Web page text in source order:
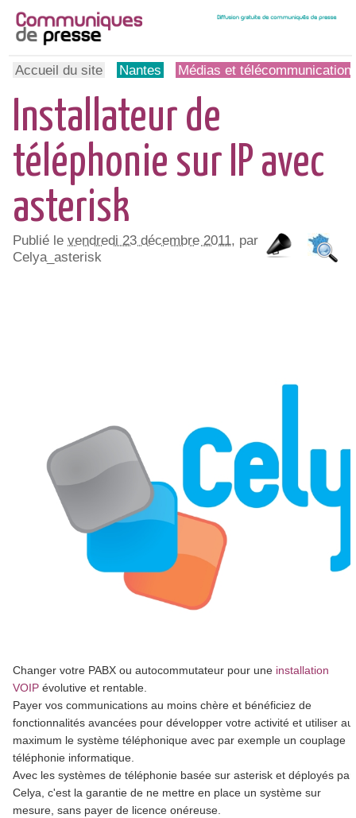
Accueil du site Nantes Médias et télécommunication
Installateur de
téléphonie sur IP avec
asterisk
Publié levendredi 23 décembre 2011, par
Celya_asterisk
Changer votre PABX ou autocommutateur pour une installation
VOIP évolutive et rentable.
Payer vos communications au moins chère et bénéficiez de
fonctionnalités avancées pour développer votre activité et utiliser au
maximum le système téléphonique avec par exemple un couplage
téléphonie informatique.
Avec les systèmes de téléphonie basée sur asterisk et déployés par
Celya, c'est la garantie de ne mettre en place un système sur
mesure, sans payer de licence onéreuse.